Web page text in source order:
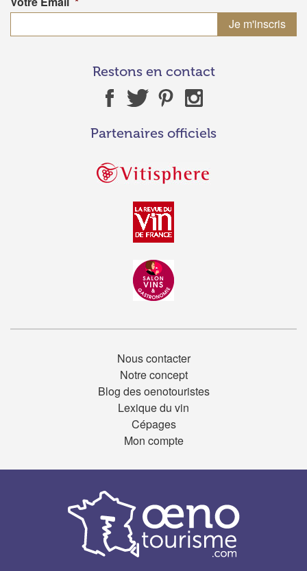
Restons en contact
Partenaires officiels
Nous contacter
Notre concept
Blog des oenotouristes
Lexique du vin
Cépages
Mon compte